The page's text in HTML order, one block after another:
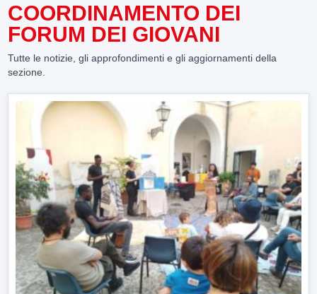
COORDINAMENTO DEI
FORUM DEI GIOVANI
Tutte le notizie, gli approfondimenti e gli aggiornamenti della
sezione.